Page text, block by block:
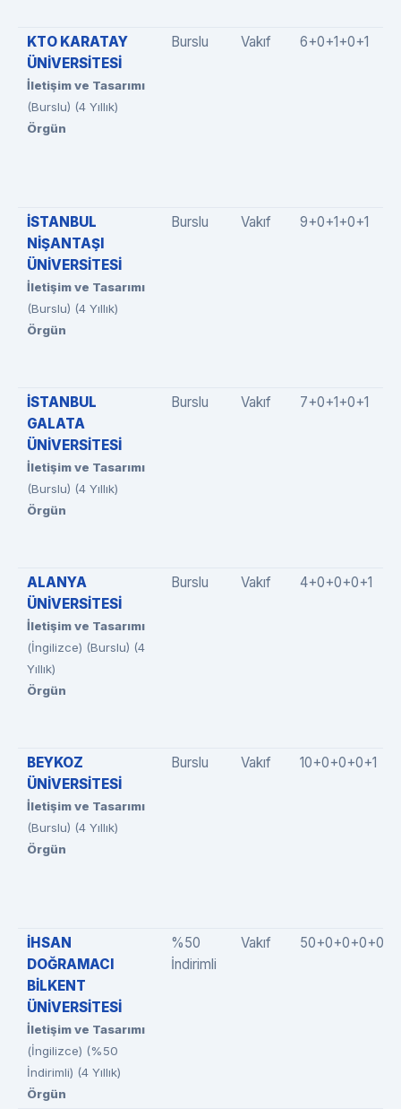
KTO KARATAY
ÜNİVERSİTESİ
İletişim ve Tasarımı
(Burslu) (4 Yıllık)
Örgün
Burslu Vakıf 6+0+1+0+1
İSTANBUL
NİŞANTAŞI
ÜNİVERSİTESİ
İletişim ve Tasarımı
(Burslu) (4 Yıllık)
Örgün
Burslu Vakıf 9+0+1+0+1
İSTANBUL
GALATA
ÜNİVERSİTESİ
İletişim ve Tasarımı
(Burslu) (4 Yıllık)
Örgün
Burslu Vakıf 7+0+1+0+1
ALANYA
ÜNİVERSİTESİ
İletişim ve Tasarımı
(İngilizce) (Burslu) (4
Yıllık)
Örgün
Burslu Vakıf 4+0+0+0+1
BEYKOZ
ÜNİVERSİTESİ
İletişim ve Tasarımı
(Burslu) (4 Yıllık)
Örgün
Burslu Vakıf 10+0+0+0+1
İHSAN
DOĞRAMACI
BİLKENT
ÜNİVERSİTESİ
İletişim ve Tasarımı
(İngilizce) (%50
İndirimli) (4 Yıllık)
Örgün
%50
İndirimli
Vakıf 50+0+0+0+0